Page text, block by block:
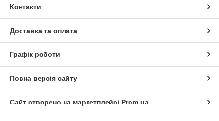
Контакти
Доставка та оплата
Графік роботи
Повна версія сайту
Сайт створено на маркетплейсі Prom.ua